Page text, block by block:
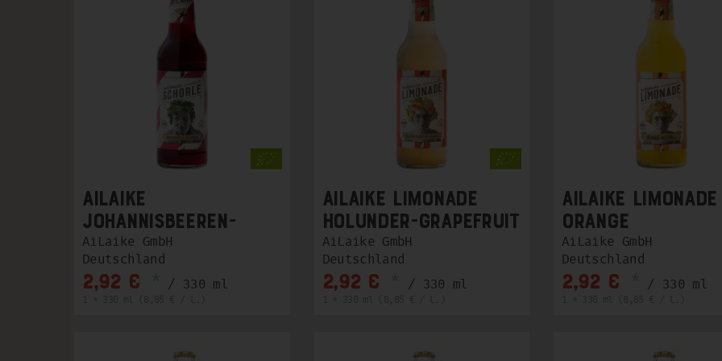
Ailaike
Johannisbeeren-
Schorle
AiLaike GmbH
Deutschland
2,92 € / 330 ml
Ailaike Limonade
Holunder-Grapefruit
AiLaike GmbH
Deutschland
2,92 € / 330 ml
Ailaike Limonade
Orange
AiLaike GmbH
Deutschland
2,92 € / 330 ml